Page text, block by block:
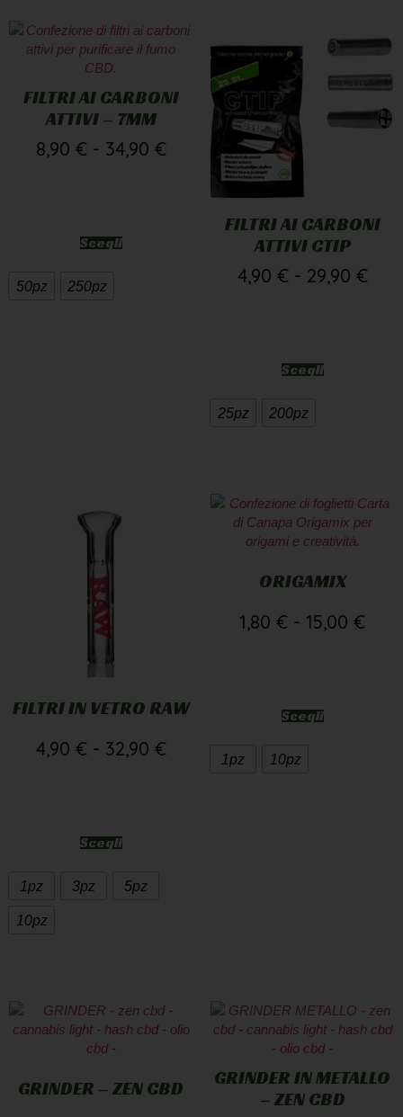
FILTRI AI CARBONI
ATTIVI – 7MM
8,90 € - 34,90 €
Scegli
50pz 250pz
FILTRI AI CARBONI
ATTIVI CTIP
4,90 € - 29,90 €
Scegli
25pz 200pz
FILTRI IN VETRO RAW
4,90 € - 32,90 €
Scegli
1pz 3pz 5pz
10pz
ORIGAMIX
1,80 € - 15,00 €
Scegli
1pz 10pz
GRINDER – ZEN CBD
GRINDER IN METALLO
– ZEN CBD